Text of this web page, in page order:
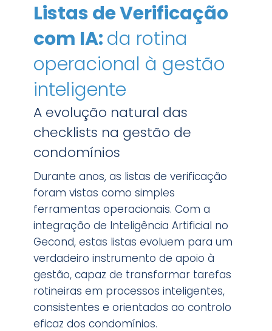
Listas de Verificação
com IA:da rotina
operacional à gestão
inteligente
A evolução natural das
checklists na gestão de
condomínios
Durante anos, as listas de verificação
foram vistas como simples
ferramentas operacionais. Com a
integração de Inteligência Artificial no
Gecond, estas listas evoluem para um
verdadeiro instrumento de apoio à
gestão, capaz de transformar tarefas
rotineiras em processos inteligentes,
consistentes e orientados ao controlo
eficaz dos condomínios.